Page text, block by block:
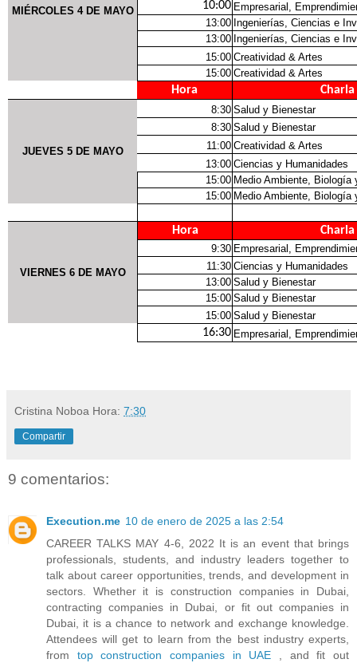
MIÉRCOLES 4 DE MAYO 10:00 Empresarial,
13:00 Ingenierías, Ciencias e
13:00 Ingenierías, Ciencias e
15:00 Creatividad & Artes
15:00 Creatividad & Artes
Hora Charla
JUEVES 5 DE MAYO
8:30 Salud y Bienestar
8:30 Salud y Bienestar
11:00 Creatividad & Artes
13:00 Ciencias y Humanidades
15:00 Medio Ambiente, Biología
15:00 Medio Ambiente, Biología
VIERNES 6 DE MAYO
Hora Charla
9:30 Empresarial,
11:30 Ciencias y Humanidades
13:00 Salud y Bienestar
15:00 Salud y Bienestar
15:00 Salud y Bienestar
16:30 Empresarial,
Cristina Noboa Hora: 7:30
Compartir
9 comentarios:
Execution.me 10 de enero de 2025 a las 2:54
CAREER TALKS MAY 4-6, 2022 It is an event that brings
professionals, students, and industry leaders together to
talk about career opportunities, trends, and development in
sectors. Whether it is construction companies in Dubai,
contracting companies in Dubai, or fit out companies in
Dubai, it is a chance to network and exchange knowledge.
Attendees will get to learn from the best industry experts,
from top construction companies in UAE
, and fit out